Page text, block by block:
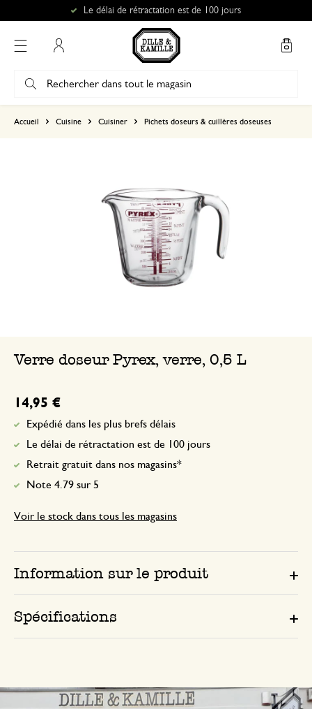
Le délai de rétractation est de 100 jours
Accueil Cuisine Cuisiner Pichets doseurs & cuillères doseuses
Verre doseur Pyrex, verre, 0,5 L
14,95 €
Expédié dans les plus brefs délais
Le délai de rétractation est de 100 jours
Retrait gratuit dans nos magasins*
Note 4.79 sur 5
Voir le stock dans tous les magasins
Information sur le produit
Spécifications